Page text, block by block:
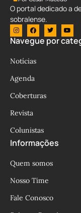
O portal dedicado a
sobralense.
Navegue por
Notícias
Agenda
Coberturas
Revista
Colunistas
Informações
Quem somos
Nosso Time
Fale Conosco